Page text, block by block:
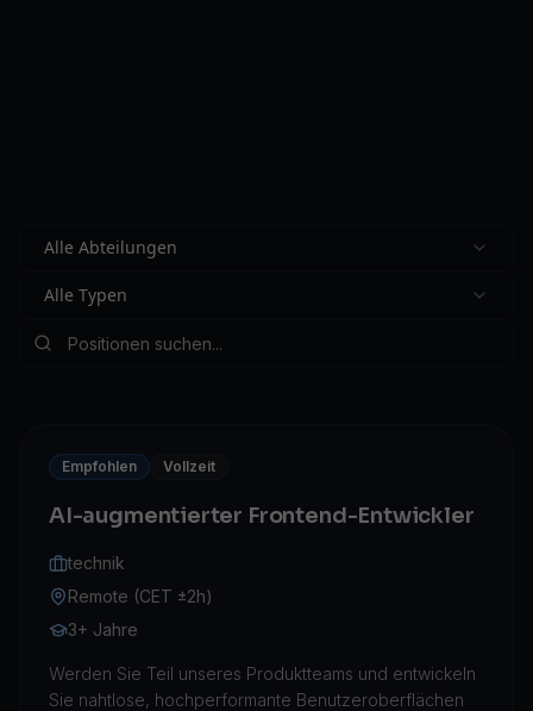
Alle Abteilungen
Alle Typen
Empfohlen Vollzeit
AI-augmentierter Frontend-Entwickler
technik
Remote (CET ±2h)
3+ Jahre
Werden Sie Teil unseres Produktteams und entwickeln
Sie nahtlose, hochperformante Benutzeroberflächen